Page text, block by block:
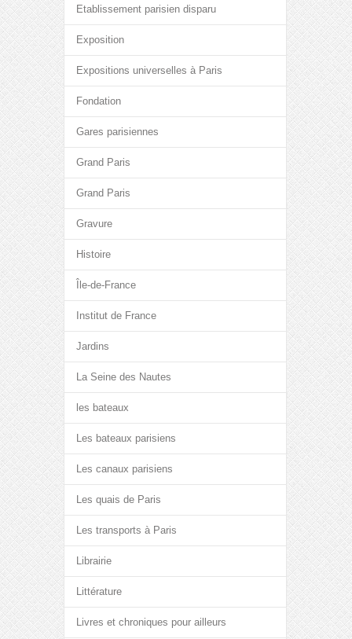
Etablissement parisien disparu
Exposition
Expositions universelles à Paris
Fondation
Gares parisiennes
Grand Paris
Grand Paris
Gravure
Histoire
Île-de-France
Institut de France
Jardins
La Seine des Nautes
les bateaux
Les bateaux parisiens
Les canaux parisiens
Les quais de Paris
Les transports à Paris
Librairie
Littérature
Livres et chroniques pour ailleurs